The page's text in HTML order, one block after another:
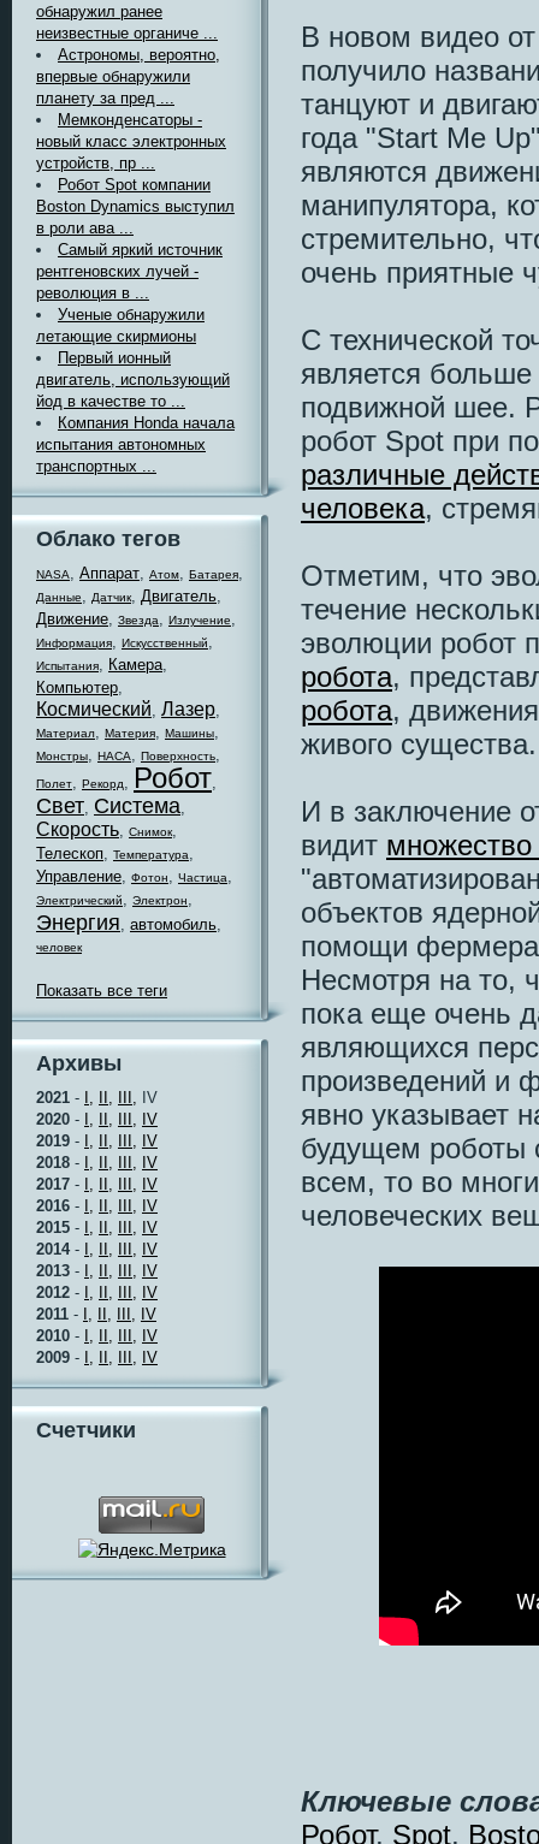
обнаружил ранее
неизвестные органиче ...
Астрономы, вероятно,
впервые обнаружили
планету за пред ...
Мемконденсаторы -
новый класс электронных
устройств, пр ...
Робот Spot компании
Boston Dynamics выступил
в роли ава ...
Самый яркий источник
рентгеновских лучей -
революция в ...
Ученые обнаружили
летающие скирмионы
Первый ионный
двигатель, использующий
йод в качестве то ...
Компания Honda начала
испытания автономных
транспортных ...
Облако тегов
NASA, Аппарат, Атом, Батарея,
Данные, Датчик, Двигатель,
Движение, Звезда, Излучение,
Информация, Искусственный,
Испытания, Камера,
Компьютер,
Космический, Лазер,
Материал, Материя, Машины,
Монстры, НАСА, Поверхность,
Полет, Рекорд, Робот,
Свет, Система,
Скорость, Снимок,
Телескоп, Температура,
Управление, Фотон, Частица,
Электрический, Электрон,
Энергия, автомобиль,
человек
Показать все теги
Архивы
2021 - I, II, III, IV
2020 - I, II, III, IV
2019 - I, II, III, IV
2018 - I, II, III, IV
2017 - I, II, III, IV
2016 - I, II, III, IV
2015 - I, II, III, IV
2014- I, II, III, IV
2013 - I, II, III, IV
2012 - I, II, III, IV
2011 - I, II, III, IV
2010 - I, II, III, IV
2009 - I, II, III, IV
Счетчики
В новом видео
получило
танцуют и
года "Start Me
являются
манипулятора,
стремительно,
очень приятные
С технической
является
подвижной шее.
робот Spot при
различные
человека,
Отметим, что
течение
эволюции робот
робота,
робота,
живого существа.
И в заключение
видит
объектов
помощи
Несмотря на то,
пока еще очень
являющихся
произведений и
явно указывает
будущем роботы
всем, то во
человеческих
Ключевые
Робот, Spot,